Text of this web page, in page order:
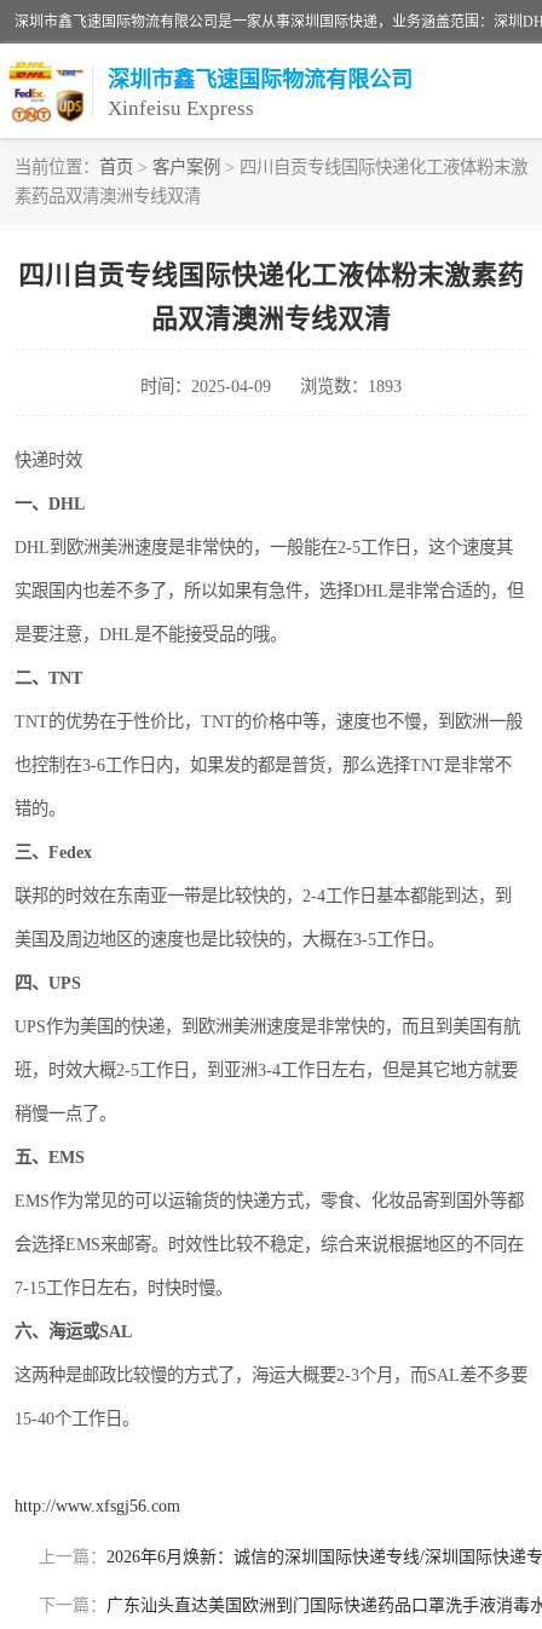
深圳市鑫飞速国际物流有限公司
Xinfeisu Express
当前位置： 首页 > 客户案例 > 四川自贡专线国际快递化工液体粉末激
素药品双清澳洲专线双清
四川自贡专线国际快递化工液体粉末激素药
品双清澳洲专线双清
时间：2025-04-09 浏览数：1893
快递时效
一、DHL
DHL到欧洲美洲速度是非常快的，一般能在2-5工作日，这个速度其
实跟国内也差不多了，所以如果有急件，选择DHL是非常合适的，但
是要注意，DHL是不能接受品的哦。
二、TNT
TNT的优势在于性价比，TNT的价格中等，速度也不慢，到欧洲一般
也控制在3-6工作日内，如果发的都是普货，那么选择TNT是非常不
错的。
三、Fedex
联邦的时效在东南亚一带是比较快的，2-4工作日基本都能到达，到
美国及周边地区的速度也是比较快的，大概在3-5工作日。
四、UPS
UPS作为美国的快递，到欧洲美洲速度是非常快的，而且到美国有航
班，时效大概2-5工作日，到亚洲3-4工作日左右，但是其它地方就要
稍慢一点了。
五、EMS
EMS作为常见的可以运输货的快递方式，零食、化妆品寄到国外等都
会选择EMS来邮寄。时效性比较不稳定，综合来说根据地区的不同在
7-15工作日左右，时快时慢。
六、海运或SAL
这两种是邮政比较慢的方式了，海运大概要2-3个月，而SAL差不多要
15-40个工作日。
http://www.xfsgj56.com
上一篇： 2026年6月焕新：诚信的深圳国际快递专线/深圳国际快递
下一篇： 广东汕头直达美国欧洲到门国际快递药品口罩洗手液消毒
联邦快递
俄罗斯快递
深圳DHL国际快递
UPS国际快递
深圳国际物流公司
DHL国际快递电话